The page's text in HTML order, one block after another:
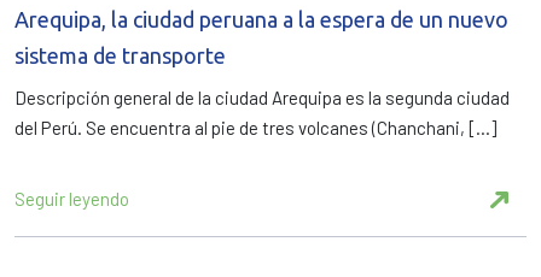
Arequipa, la ciudad peruana a la espera de un nuevo
sistema de transporte
Descripción general de la ciudad Arequipa es la segunda ciudad
del Perú. Se encuentra al pie de tres volcanes (Chanchani, […]
Seguir leyendo